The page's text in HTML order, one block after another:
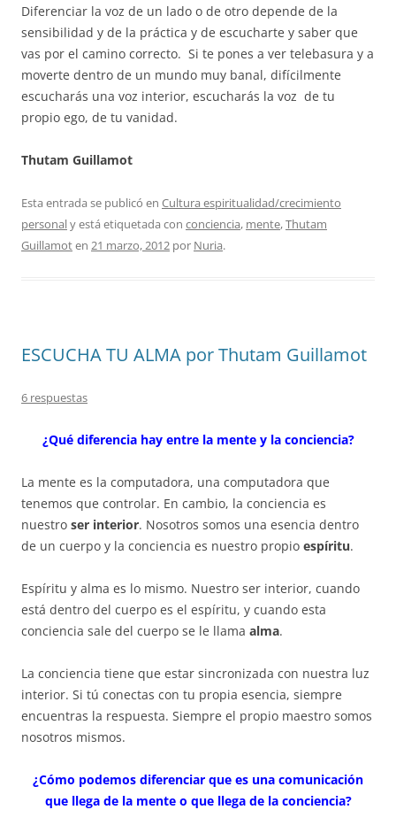
Diferenciar la voz de un lado o de otro depende de la
sensibilidad y de la práctica y de escucharte y saber que
vas por el camino correcto. Si te pones a ver telebasura y a
moverte dentro de un mundo muy banal, difícilmente
escucharás una voz interior, escucharás la voz de tu
propio ego, de tu vanidad.
Thutam Guillamot
Esta entrada se publicó en Cultura espiritualidad/crecimiento
personaly está etiquetada con conciencia, mente,Thutam
Guillamoten 21 marzo, 2012 por Nuria.
ESCUCHA TU ALMA por Thutam Guillamot
6 respuestas
¿Qué diferencia hay entre la mente y la conciencia?
La mente es la computadora, una computadora que
tenemos que controlar. En cambio, la conciencia es
nuestro ser interior. Nosotros somos una esencia dentro
de un cuerpo y la conciencia es nuestro propio espíritu.
Espíritu y alma es lo mismo. Nuestro ser interior, cuando
está dentro del cuerpo es el espíritu, y cuando esta
conciencia sale del cuerpo se le llama alma.
La conciencia tiene que estar sincronizada con nuestra luz
interior. Si tú conectas con tu propia esencia, siempre
encuentras la respuesta. Siempre el propio maestro somos
nosotros mismos.
¿Cómo podemos diferenciar que es una comunicación
que llega de la mente o que llega de la conciencia?